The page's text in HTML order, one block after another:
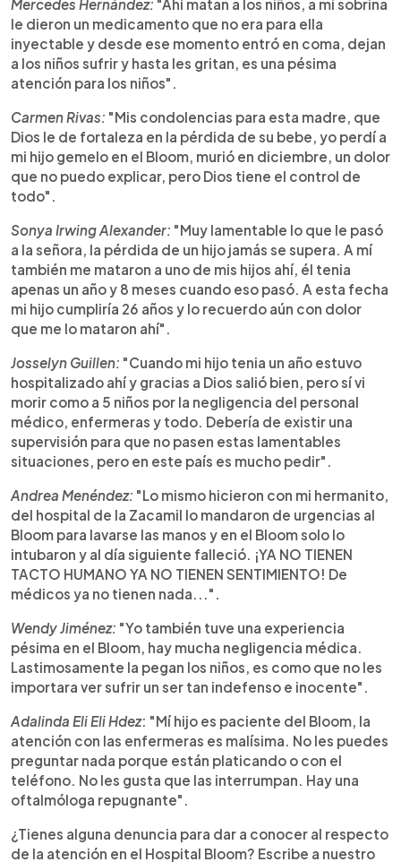
Mercedes Hernández: "Ahí matan a los niños, a mi sobrina
le dieron un medicamento que no era para ella
inyectable y desde ese momento entró en coma, dejan
a los niños sufrir y hasta les gritan, es una pésima
atención para los niños".
Carmen Rivas: "Mis condolencias para esta madre, que
Dios le de fortaleza en la pérdida de su bebe, yo perdí a
mi hijo gemelo en el Bloom, murió en diciembre, un dolor
que no puedo explicar, pero Dios tiene el control de
todo".
Sonya Irwing Alexander: "Muy lamentable lo que le pasó
a la señora, la pérdida de un hijo jamás se supera. A mí
también me mataron a uno de mis hijos ahí, él tenia
apenas un año y 8 meses cuando eso pasó. A esta fecha
mi hijo cumpliría 26 años y lo recuerdo aún con dolor
que me lo mataron ahí".
Josselyn Guillen: "Cuando mi hijo tenia un año estuvo
hospitalizado ahí y gracias a Dios salió bien, pero sí vi
morir como a 5 niños por la negligencia del personal
médico, enfermeras y todo. Debería de existir una
supervisión para que no pasen estas lamentables
situaciones, pero en este país es mucho pedir".
Andrea Menéndez: "Lo mismo hicieron con mi hermanito,
del hospital de la Zacamil lo mandaron de urgencias al
Bloom para lavarse las manos y en el Bloom solo lo
intubaron y al día siguiente falleció. ¡YA NO TIENEN
TACTO HUMANO YA NO TIENEN SENTIMIENTO! De
médicos ya no tienen nada...".
Wendy Jiménez: "Yo también tuve una experiencia
pésima en el Bloom, hay mucha negligencia médica.
Lastimosamente la pegan los niños, es como que no les
importara ver sufrir un ser tan indefenso e inocente".
Adalinda Eli Eli Hdez: "Mí hijo es paciente del Bloom, la
atención con las enfermeras es malísima. No les puedes
preguntar nada porque están platicando o con el
teléfono. No les gusta que las interrumpan. Hay una
oftalmóloga repugnante".
¿Tienes alguna denuncia para dar a conocer al respecto
de la atención en el Hospital Bloom? Escribe a nuestro